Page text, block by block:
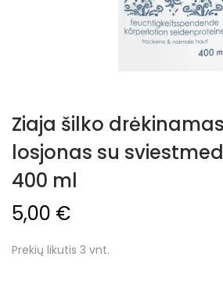
Ziaja šilko
losjonas su
400 ml
5,00 €
Prekių likutis 3 vnt.